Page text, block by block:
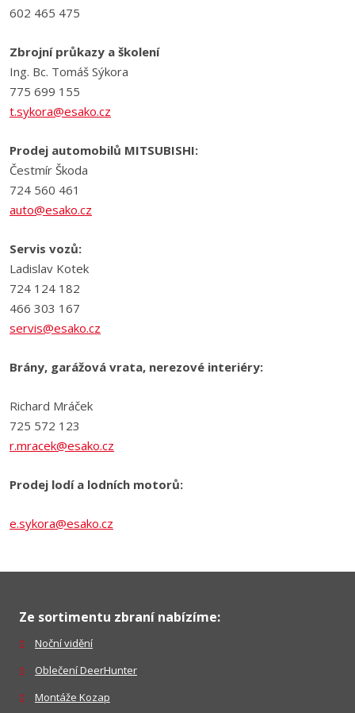
602 465 475
Zbrojní průkazy a školení
Ing. Bc. Tomáš Sýkora
775 699 155
t.sykora@esako.cz
Prodej automobilů MITSUBISHI:
Čestmír Škoda
724 560 461
auto@esako.cz
Servis vozů:
Ladislav Kotek
724 124 182
466 303 167
servis@esako.cz
Brány, garážová vrata, nerezové interiéry:
Richard Mráček
725 572 123
r.mracek@esako.cz
Prodej lodí a lodních motorů:
e.sykora@esako.cz
Ze sortimentu zbraní nabízíme:
Noční vidění
Oblečení DeerHunter
Montáže Kozap